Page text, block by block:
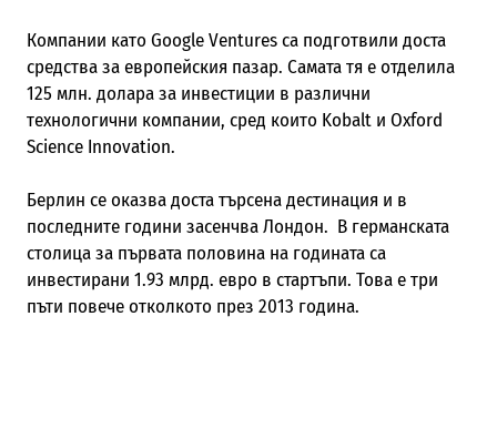
Компании като Google Ventures са подготвили доста
средстваза европейския пазар. Самата тя е отделила
125 млн. долара за инвестиции в различни
технологични компании, сред които Kobalt и Oxford
Science Innovation.
Берлин се оказва доста търсена дестинация и в
последните години засенчва Лондон. В германската
столицаза първата половина на годината са
инвестирани 1.93 млрд. евро в стартъпи. Това е три
пъти повече отколкото през 2013 година.